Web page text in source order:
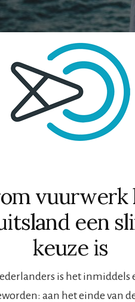
vuurwerk
een
keuze is
is het inmiddels
aan het einde van